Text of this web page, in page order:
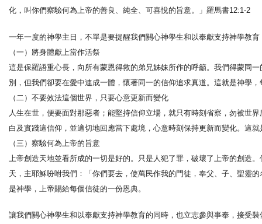
化，叫你們察驗何為上帝的善良、純全、可喜悅的旨意。」羅馬書12:1-2
一年一度的神學主日，不單是要提醒我們關心神學生和以奉獻支持神學教
（一）將身體獻上當作活祭
這是保羅語重心長，向所有蒙恩得救的弟兄姊妹所作的呼籲。我們得蒙同
別，但我們卻要在愛中連成一體，懷著同一的信仰追求真道。這就是神學
（二）不要效法這個世界，只要心意更新而變化
人生在世，便要面對那惡者；能堅持信仰立場，就只有時刻省察，勿被世
白及實踐這信仰，並適切地回應當下處境，心意時刻保持更新而變化。這
（三）察驗何為上帝的旨意
上帝創造天地並看所成的一切是好的。只是人犯了罪，破壞了上帝的創造
天，主耶穌吩咐我們：「你們要去，使萬民作我的門徒，奉父、子、聖靈
是神學，上帝賜給每個信徒的一份恩典。
讓我們關心神學生和以奉獻支持神學教育的同時，也立志參與事奉，接受